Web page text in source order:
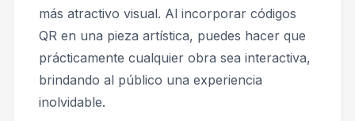
más atractivo visual. Al incorporar códigos
QR en una pieza artística, puedes hacer que
prácticamente cualquier obra sea interactiva,
brindando al público una experiencia
inolvidable.